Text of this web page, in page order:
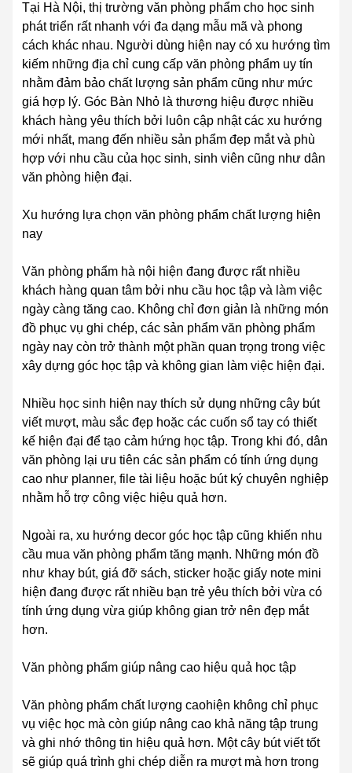
Tại Hà Nội, thị trường văn phòng phẩm cho học sinh
phát triển rất nhanh với đa dạng mẫu mã và phong
cách khác nhau. Người dùng hiện nay có xu hướng tìm
kiếm những địa chỉ cung cấp văn phòng phẩm uy tín
nhằm đảm bảo chất lượng sản phẩm cũng như mức
giá hợp lý. Góc Bàn Nhỏ là thương hiệu được nhiều
khách hàng yêu thích bởi luôn cập nhật các xu hướng
mới nhất, mang đến nhiều sản phẩm đẹp mắt và phù
hợp với nhu cầu của học sinh, sinh viên cũng như dân
văn phòng hiện đại.
Xu hướng lựa chọn văn phòng phẩm chất lượng hiện
nay
Văn phòng phẩm hà nội hiện đang được rất nhiều
khách hàng quan tâm bởi nhu cầu học tập và làm việc
ngày càng tăng cao. Không chỉ đơn giản là những món
đồ phục vụ ghi chép, các sản phẩm văn phòng phẩm
ngày nay còn trở thành một phần quan trọng trong việc
xây dựng góc học tập và không gian làm việc hiện đại.
Nhiều học sinh hiện nay thích sử dụng những cây bút
viết mượt, màu sắc đẹp hoặc các cuốn sổ tay có thiết
kế hiện đại để tạo cảm hứng học tập. Trong khi đó, dân
văn phòng lại ưu tiên các sản phẩm có tính ứng dụng
cao như planner, file tài liệu hoặc bút ký chuyên nghiệp
nhằm hỗ trợ công việc hiệu quả hơn.
Ngoài ra, xu hướng decor góc học tập cũng khiến nhu
cầu mua văn phòng phẩm tăng mạnh. Những món đồ
như khay bút, giá đỡ sách, sticker hoặc giấy note mini
hiện đang được rất nhiều bạn trẻ yêu thích bởi vừa có
tính ứng dụng vừa giúp không gian trở nên đẹp mắt
hơn.
Văn phòng phẩm giúp nâng cao hiệu quả học tập
Văn phòng phẩm chất lượng caohiện không chỉ phục
vụ việc học mà còn giúp nâng cao khả năng tập trung
và ghi nhớ thông tin hiệu quả hơn. Một cây bút viết tốt
sẽ giúp quá trình ghi chép diễn ra mượt mà hơn trong